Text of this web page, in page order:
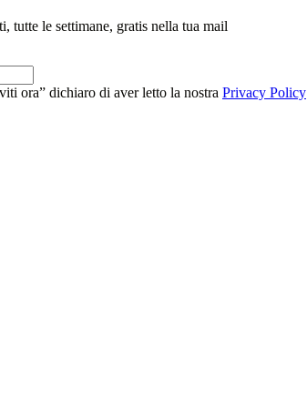
tutte le settimane, gratis nella tua mail
ora” dichiaro di aver letto la nostra Privacy Policy